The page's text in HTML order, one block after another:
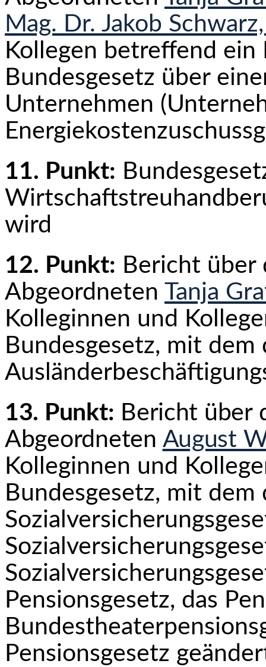
Mag. Dr. Jakob
Kollegen betreffend ein
Bundesgesetz über
Unternehmen
11. Punkt:
wird
12. Punkt: Bericht
Abgeordneten Tanja
Kolleginnen und
Bundesgesetz, mit dem
13. Punkt: Bericht über
Abgeordneten August
Kolleginnen und
Bundesgesetz, mit dem
Pensionsgesetz, das
Pensionsgesetz